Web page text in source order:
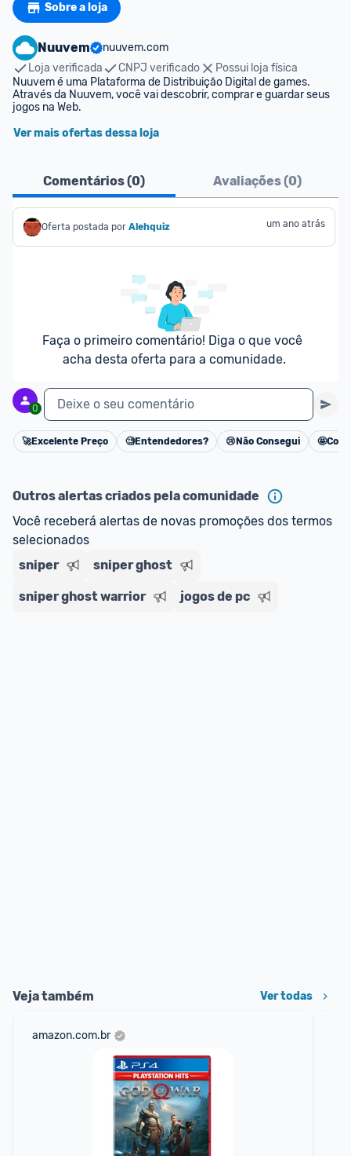
Sobre a loja
Nuuvem
nuuvem.com
Loja verificada
CNPJ verificado
Possui loja física
Nuuvem é uma Plataforma de Distribuição Digital de games.
Através da Nuuvem, você vai descobrir, comprar e guardar seus
jogos na Web.
Ver mais ofertas dessa loja
Comentários (0) Avaliações (0)
Oferta postada por Alehquiz um ano atrás
Faça o primeiro comentário! Diga o que você
acha desta oferta para a comunidade.
0 Deixe o seu comentário
Cancelar
🚀Excelente Preço 🧐Entendedores? 😢 Não Consegui 🤩
Outros alertas criados pela comunidade
Você receberá alertas de novas promoções dos termos
selecionados
sniper
sniper ghost
sniper ghost warrior jogos de pc
Veja também Ver todas
amazon.com.br